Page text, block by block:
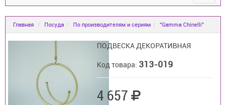
Главная Посуда По производителям и сериям "Gamma Chinelli"
ПОДВЕСКА ДЕКОРАТИВНАЯ
Код товара: 313-019
4 657